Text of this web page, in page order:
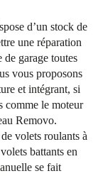
d’un stock de
une réparation
garage toutes
vous proposons
et intégrant, si
comme le moteur
Removo.
volets roulants à
battants en
se fait